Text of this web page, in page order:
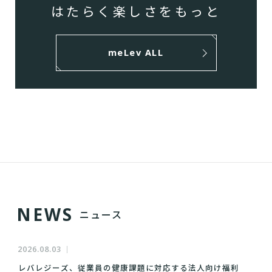
はたらく楽しさをもっと
meLev ALL
N EWS ニュース
2026.08.03
レバレジーズ、従業員の健康課題に対応する法人向け福利